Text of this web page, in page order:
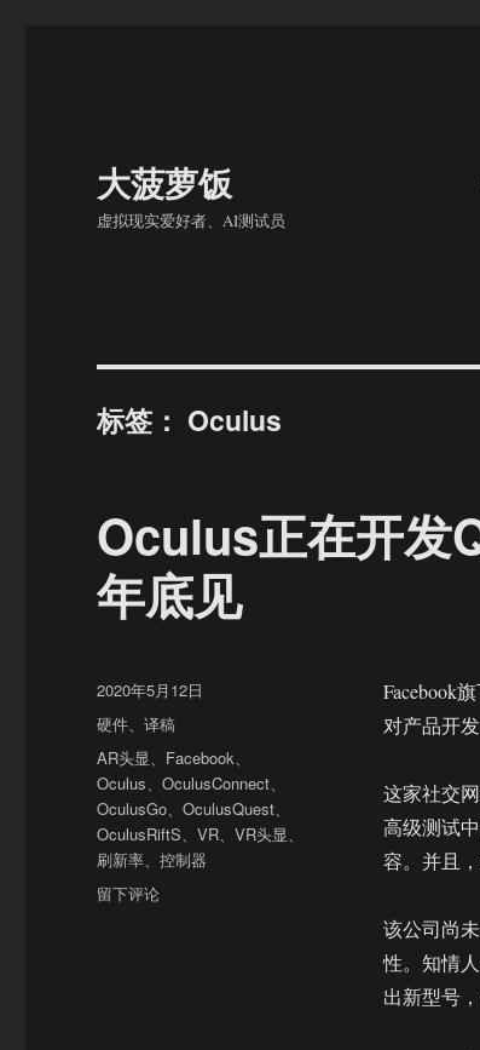
大菠萝饭
虚拟现实爱好者、AI测试员
标签： Oculus
Oculus正在开发
年底见
Facebook
对产品开
这家社交
高级测试
容。并且
该公司尚
性。知情
出新型号
发
布
于
2020年5月12日
分
类
硬件、译稿
标
签
AR头显、 Facebook、
Oculus、OculusConnect、
OculusGo、OculusQuest、
OculusRiftS、VR、VR头显、
刷新率、控制器
于
留下评论